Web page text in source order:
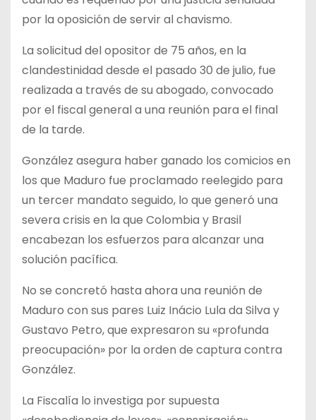
por la oposición de servir al chavismo.
La solicitud del opositor de 75 años, en la
clandestinidad desde el pasado 30 de julio, fue
realizada a través de su abogado, convocado
por el fiscal general a una reunión para el final
de la tarde.
González asegura haber ganado los comicios en
los que Maduro fue proclamado reelegido para
un tercer mandato seguido, lo que generó una
severa crisis en la que Colombia y Brasil
encabezan los esfuerzos para alcanzar una
solución pacífica.
No se concretó hasta ahora una reunión de
Maduro con sus pares Luiz Inácio Lula da Silva y
Gustavo Petro, que expresaron su «profunda
preocupación» por la orden de captura contra
González.
La Fiscalía lo investiga por supuesta